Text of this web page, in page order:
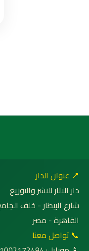
📍 عنوان الدار
دار الآثار للنشر والتوزيع
شارع البيطار - خلف
القاهرة - مصر
📞 تواصل معنا